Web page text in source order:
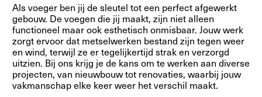
Als voeger ben jij de sleutel tot een perfect afgewerkt
gebouw. De voegen die jij maakt, zijn niet alleen
functioneel maar ook esthetisch onmisbaar. Jouw werk
zorgt ervoor dat metselwerken bestand zijn tegen weer
en wind, terwijl ze er tegelijkertijd strak en verzorgd
uitzien. Bij ons krijg je de kans om te werken aan diverse
projecten, van nieuwbouw tot renovaties, waarbij jouw
vakmanschap elke keer weer het verschil maakt.